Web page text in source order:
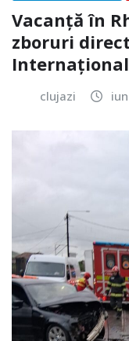
Vacanță în
zboruri
clujazi